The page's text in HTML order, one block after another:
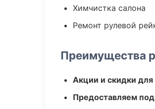
Химчистка салона
Ремонт рулевой
Преимущества
Акции и скидки
Предоставляем